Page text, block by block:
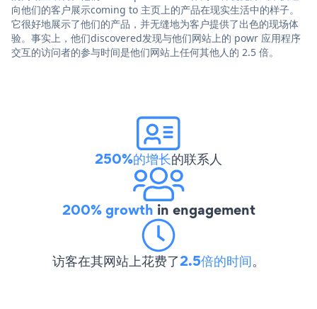
向他们的客户展示coming to 主页上的产品在现实生活中的样子。
它很好地展示了他们的产品，并无缝地为客户提供了出色的现场体
验。事实上，他们discovered发现与他们网站上的 powr 应用程序
交互的访问者的参与时间是他们网站上任何其他人的 2.5 倍。
250%的增长的联系人
200% growth in engagement
访客在其网站上花费了2.5倍的时间。